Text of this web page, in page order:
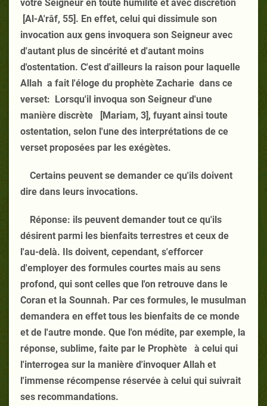
votre Seigneur en toute humilité et avec discrétion
[Al-A'râf, 55]. En effet, celui qui dissimule son
invocation aux gens invoquera son Seigneur avec
d'autant plus de sincérité et d'autant moins
d'ostentation. C'est d'ailleurs la raison pour laquelle
Allah a fait l'éloge du prophète Zacharie dans ce
verset: Lorsqu'il invoqua son Seigneur d'une
manière discrète [Mariam, 3], fuyant ainsi toute
ostentation, selon l'une des interprétations de ce
verset proposées par les exégètes.
Certains peuvent se demander ce qu'ils doivent
dire dans leurs invocations.
Réponse: ils peuvent demander tout ce qu'ils
désirent parmi les bienfaits terrestres et ceux de
l'au-delà. Ils doivent, cependant, s'efforcer
d'employer des formules courtes mais au sens
profond, qui sont celles que l'on retrouve dans le
Coran et la Sounnah. Par ces formules, le musulman
demandera en effet tous les bienfaits de ce monde
et de l'autre monde. Que l'on médite, par exemple, la
réponse, sublime, faite par le Prophète à celui qui
l'interrogea sur la manière d'invoquer Allah et
l'immense récompense réservée à celui qui suivrait
ses recommandations.